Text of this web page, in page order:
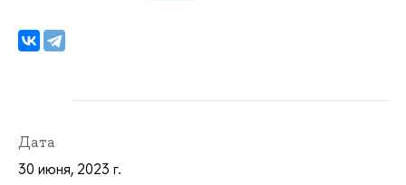
Дата
30 июня, 2023 г.